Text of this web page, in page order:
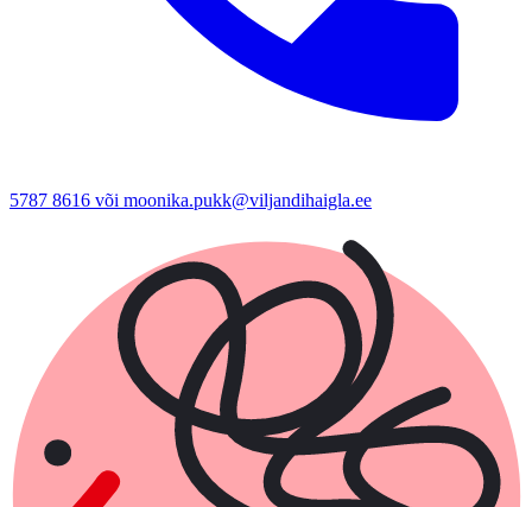
5787 8616 või moonika.pukk@viljandihaigla.ee